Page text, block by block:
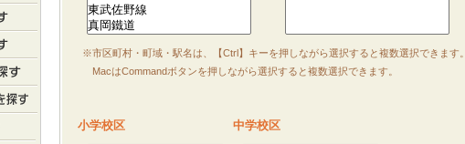
※市区町村・町域・駅名は、【Ctrl】キーを押しながら選択すると複数選択できます。
MacはCommandボタンを押しながら選択すると複数選択できます。
小学校区 中学校区